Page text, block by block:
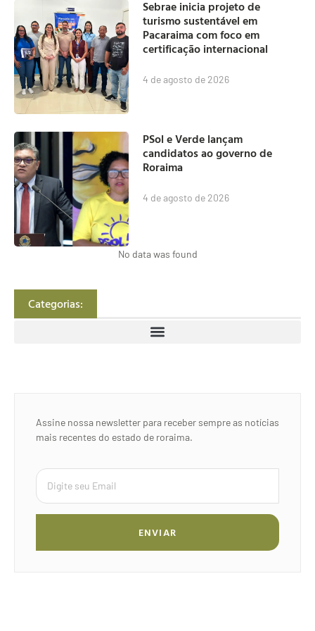
Sebrae inicia projeto de
turismo sustentável em
Pacaraima com foco em
certificação internacional
4 de agosto de 2026
PSol e Verde lançam
candidatos ao governo de
Roraima
4 de agosto de 2026
No data was found
Categorias:
Assine nossa newsletter para receber sempre as notícias
mais recentes do estado de roraima.
ENVIAR